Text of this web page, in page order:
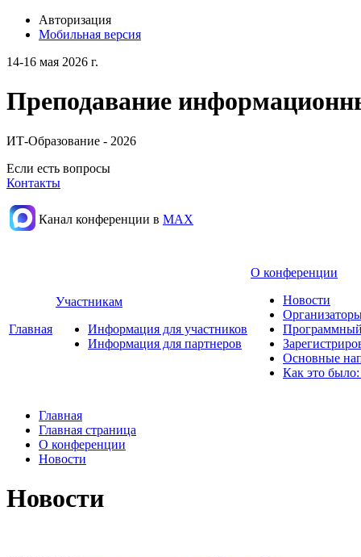
Авторизация
Мобильная версия
14-16 мая 2026 г.
Преподавание
ИТ-Образование - 2026
Если есть вопросы
Контакты
Канал конференции в МАХ
Главная
Участникам
Информация для участников
Информация для партнеров
О конференции
Новости
Основные
Как это
Главная
Главная страница
О конференции
Новости
Новости